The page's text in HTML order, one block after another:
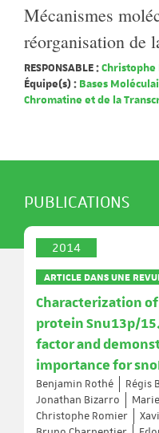
Mécanismes
réorganisation de
RESPONSABLE :Christophe
Équipe(s) : Bases
Chromatine et de la
PUBLICATIONS
2014
ARTICLE DANS UNE
Characterization
protein Snu13p/
factor and
importance for
Benjamin Rothé Régis
Jonathan Bizarro
Christophe Romier